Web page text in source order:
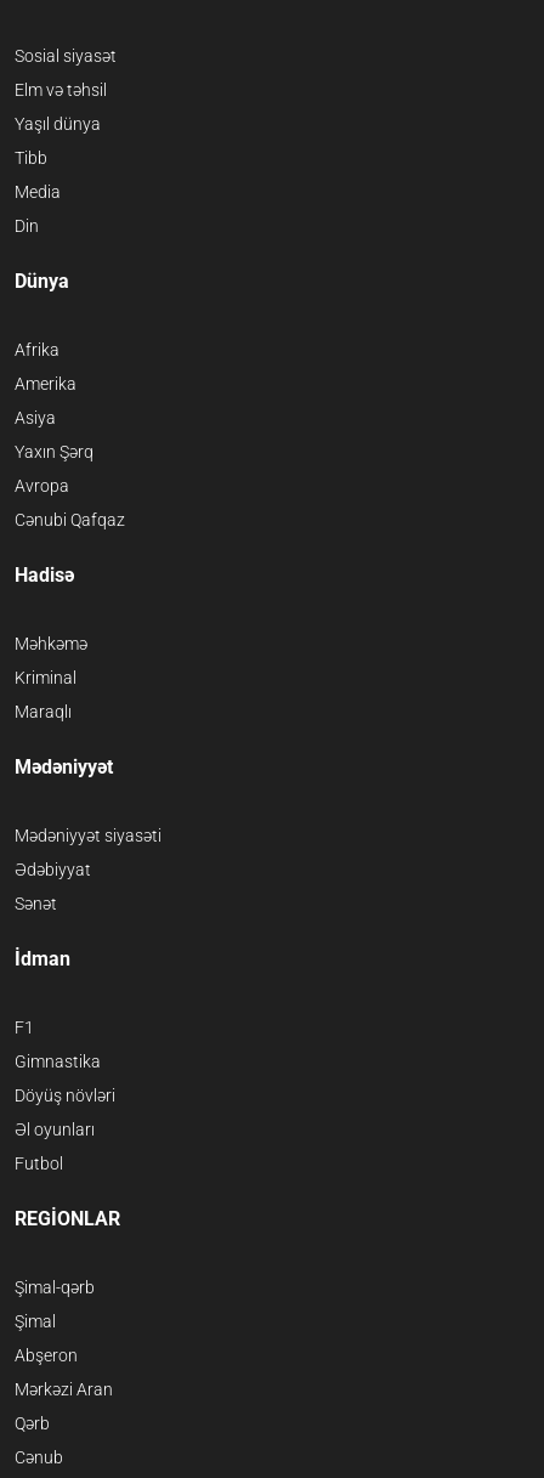
Sosial siyasət
Elm və təhsil
Yaşıl dünya
Tibb
Media
Din
Dünya
Afrika
Amerika
Asiya
Yaxın Şərq
Avropa
Cənubi Qafqaz
Hadisə
Məhkəmə
Kriminal
Maraqlı
Mədəniyyət
Mədəniyyət siyasəti
Ədəbiyyat
Sənət
İdman
F1
Gimnastika
Döyüş növləri
Əl oyunları
Futbol
REGİONLAR
Şimal-qərb
Şimal
Abşeron
Mərkəzi Aran
Qərb
Cənub